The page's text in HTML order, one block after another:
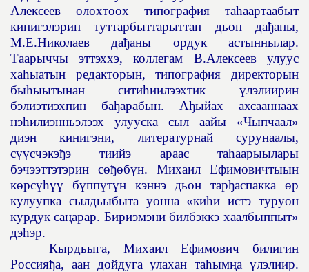
Алексеев олохтоох типография таһаартаабыт
кинигэлэрин туттарбыттарыттан дьон дађаны,
М.Е.Николаев дађаны ордук астыннылар.
Таарыччы эттэххэ, коллегам В.Алексеев улуус
хаһыатын редакторын, типография директорын
быһыытынан ситиһиилээхтик үлэлиирин
бэлиэтиэхпин бађарабын. Ађыйах ахсааннаах
нэһилиэнньэлээх улууска сыл аайы «Чыпчаал»
диэн кинигэни, литературнай сурунаалы,
сүүсчэкэђэ тиийэ араас таһаарыылары
бэчээттэтэрин сөђөбүн. Михаил Ефимовичтыын
көрсүһүү бүппүтүн кэннэ дьон тарђаспакка өр
кулуупка сылдьыбыта уонна «киһи истэ туруон
курдук саңарар. Бириэмэни билбэккэ хаалбыппыт»
дэһэр.
Кырдьыга, Михаил Ефимович билигин
Россияђа, аан дойдуга улахан таһымңа үлэлиир.